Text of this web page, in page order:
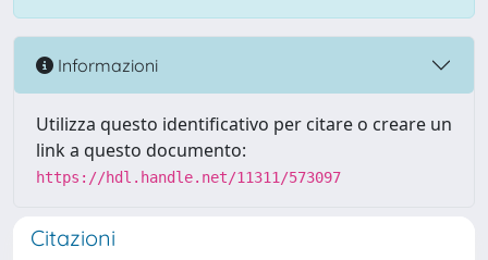
Informazioni
Utilizza questo identificativo per citare o creare un
link a questo documento:
https://hdl.handle.net/11311/573097
Citazioni